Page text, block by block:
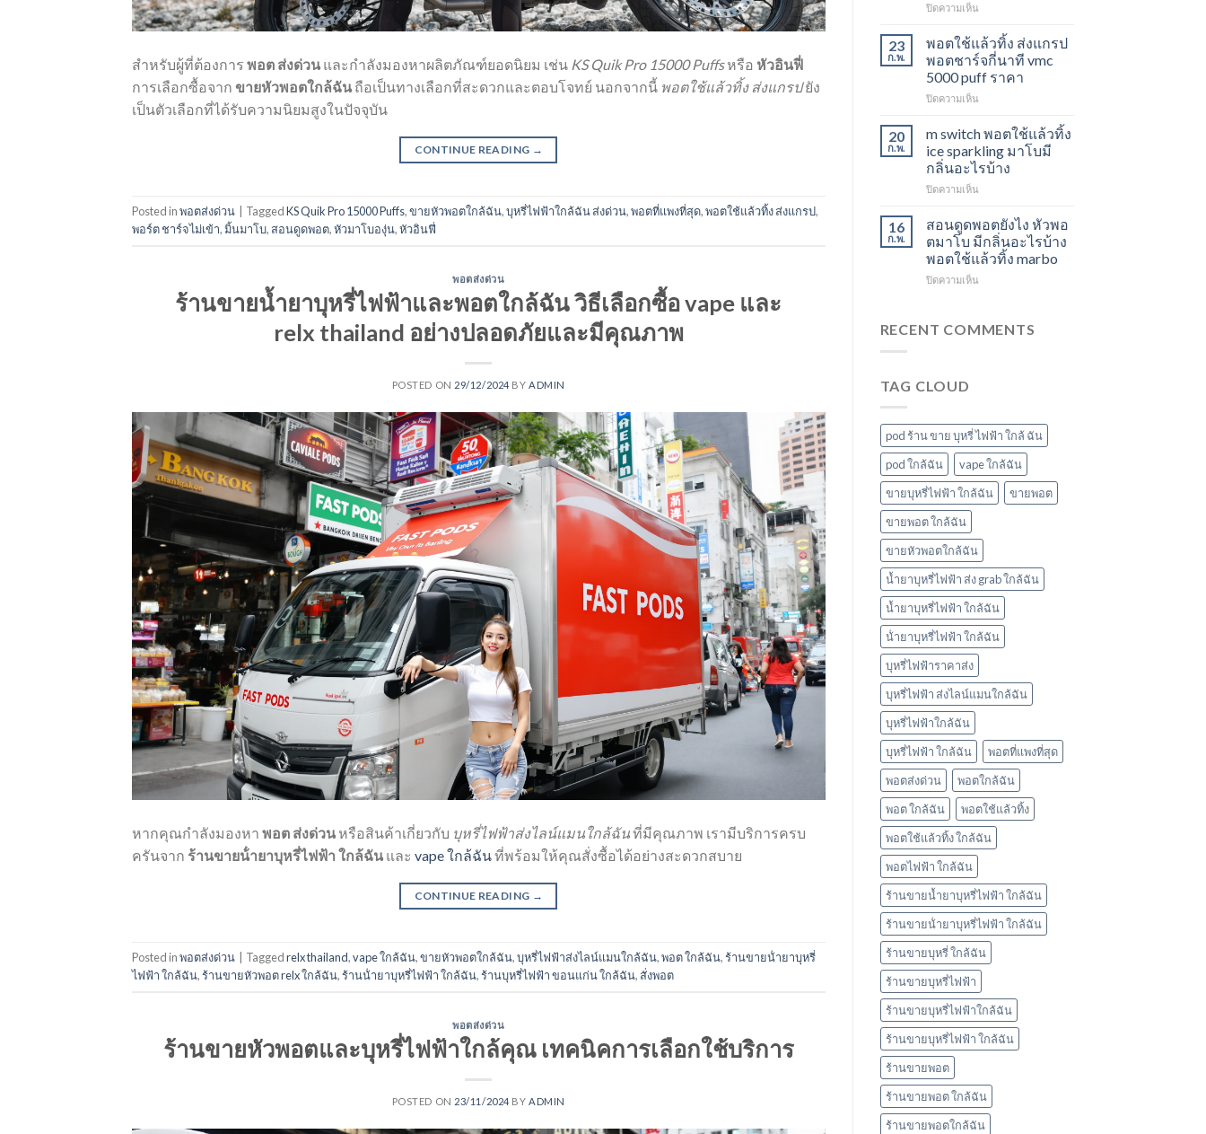
สำหรับผู้ที่ต้องการ พอต ส่งด่วน และกำลังมองหาผลิตภัณฑ์ยอดนิยม เช่น KS Quik Pro 15000 Puffsหรือ หัวอินฟี่
การเลือกซื้อจาก ขายหัวพอตใกล้ฉัน ถือเป็นทางเลือกที่สะดวกและตอบโจทย์ นอกจากนี้ พอตใช้แล้วทิ้ง ส่งแกรปยัง
เป็นตัวเลือกที่ได้รับความนิยมสูงในปัจจุบัน
CONTINUE READING →
Posted inพอตส่งด่วน TaggedKS Quik Pro 15000 Puffs,ขายหัวพอตใกล้ฉัน,บุหรี่ไฟฟ้าใกล้ฉัน ส่งด่วน,พอตที่แพงที่สุด,พอตใช้แล้วทิ้ง ส่งแกรป,
พอร์ต ชาร์จไม่เข้า,มิ้นมาโบ, สอนดูดพอต,หัวมาโบองุ่น,หัวอินฟี่
พอตส่งด่วน
ร้านขายน้ำยาบุหรี่ไฟฟ้าและพอตใกล้ฉัน วิธีเลือกซื้อ vape และ
relx thailand อย่างปลอดภัยและมีคุณภาพ
POSTED ON 29/12/2024 BYADMIN
หากคุณกำลังมองหา พอต ส่งด่วน หรือสินค้าเกี่ยวกับ บุหรี่ไฟฟ้าส่งไลน์แมนใกล้ฉันที่มีคุณภาพ เรามีบริการครบ
ครันจาก ร้านขายน้ํายาบุหรี่ไฟฟ้า ใกล้ฉัน และ vape ใกล้ฉันที่พร้อมให้คุณสั่งซื้อได้อย่างสะดวกสบาย
CONTINUE READING →
Posted inพอตส่งด่วน Taggedrelx thailand,vape ใกล้ฉัน,ขายหัวพอตใกล้ฉัน,บุหรี่ไฟฟ้าส่งไลน์แมนใกล้ฉัน,พอต ใกล้ฉัน,ร้านขายน้ํายาบุหรี่
ไฟฟ้า ใกล้ฉัน,ร้านขายหัวพอต relx ใกล้ฉัน,ร้านน้ํายาบุหรี่ไฟฟ้า ใกล้ฉัน,ร้านบุหรี่ไฟฟ้า ขอนแก่น ใกล้ฉัน, สั่งพอต
พอตส่งด่วน
ร้านขายหัวพอตและบุหรี่ไฟฟ้าใกล้คุณ เทคนิคการเลือกใช้บริการ
POSTED ON 23/11/2024 BYADMIN
พอต
ให้
ไอ
หัว
มา
โบ
สตอ
กลิ่น
หัว
พอ
ตมา
ปิดความเห็นบน
M
Switch
15K
หัว
มา
องุ่น
ร้าน
ขาย
พอต
ใช้
ทิ้ง
ใกล้
ฉัน
23
ก.พ.
พอตใช้แล้วทิ้ง ส่งแกรป
พอตชาร์จกี่นาที vmc
5000 puff ราคา
ปิดความเห็นบน
ทิ้ง
ส่ง
แกรป
ชาร์จ
กี่
นาที
vmc
5000
20
ก.พ.
m switch พอตใช้แล้วทิ้ง
ice sparkling มาโบมี
กลิ่นอะไรบ้าง
ปิดความเห็นบน
switch
พอต
ใช้
แล้ว
ทิ้ง
มา
16
ก.พ.
สอนดูดพอตยังไง หัวพอ
ตมาโบ มีกลิ่นอะไรบ้าง
พอตใช้แล้วทิ้ง marbo
ปิดความเห็นบน
พอ
โบ
มี
กลิ่น
อะไร
บ้าง
พอต
แล้ว
ทิ้ง
marbo
RECENT COMMENTS
TAG CLOUD
pod ร้าน ขาย บุหรี่ ไฟฟ้า ใกล้ ฉัน
pod ใกล้ฉัน
vape ใกล้ฉัน
ขายบุหรี่ไฟฟ้า ใกล้ฉัน
ขายพอต
ขายพอต ใกล้ฉัน
ขายหัวพอตใกล้ฉัน
น้ำยาบุหรี่ไฟฟ้า ส่ง grab ใกล้ฉัน
น้ำยาบุหรี่ไฟฟ้า ใกล้ฉัน
น้ํายาบุหรี่ไฟฟ้า ใกล้ฉัน
บุหรี่ไฟฟ้าราคาส่ง
บุหรี่ไฟฟ้า ส่งไลน์แมนใกล้ฉัน
บุหรี่ไฟฟ้าใกล้ฉัน
บุหรี่ไฟฟ้า ใกล้ฉัน
พอตที่แพงที่สุด
พอตส่งด่วน
พอตใกล้ฉัน
พอต ใกล้ฉัน
พอตใช้แล้วทิ้ง
พอตใช้แล้วทิ้ง ใกล้ฉัน
พอตไฟฟ้า ใกล้ฉัน
ร้านขายน้ำยาบุหรี่ไฟฟ้า ใกล้ฉัน
ร้านขายน้ํายาบุหรี่ไฟฟ้า ใกล้ฉัน
ร้านขายบุหรี่ ใกล้ฉัน
ร้านขายบุหรี่ไฟฟ้า
ร้านขายบุหรี่ไฟฟ้าใกล้ฉัน
ร้านขายบุหรี่ไฟฟ้า ใกล้ฉัน
ร้านขายพอต
ร้านขายพอต ใกล้ฉัน
ร้านขายพอตใกล้ฉัน